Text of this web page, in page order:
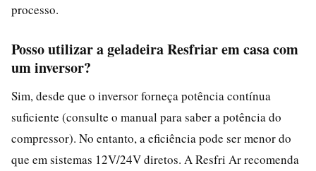
processo.
Posso utilizar a geladeira Resfriar em casa com
um inversor?
Sim, desde que o inversor forneça potência contínua
suficiente (consulte o manual para saber a potência do
compressor). No entanto, a eficiência pode ser menor do
que em sistemas 12V/24V diretos. A Resfri Ar recomenda